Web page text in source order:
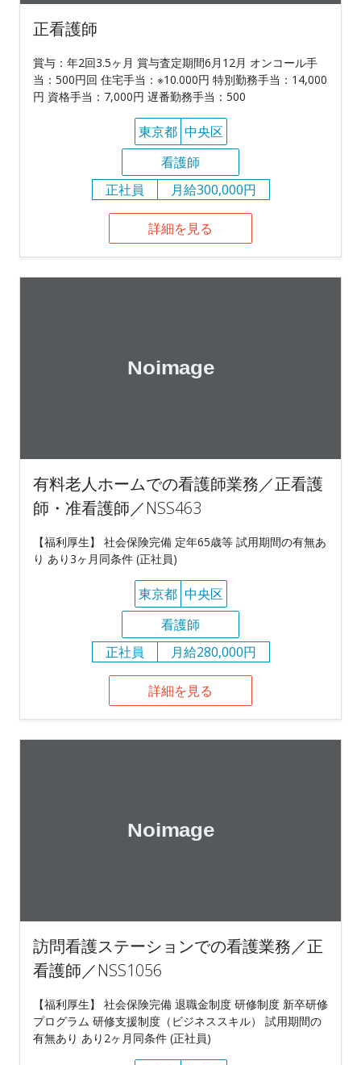
正看護師
賞与：年2回3.5ヶ月 賞与査定期間6月12月 オンコール手
当：500円回 住宅手当：※10.000円 特別勤務手当：14,000
円 資格手当：7,000円 遅番勤務手当：500
東京都 中央区
看護師
正社員
月給300,000円
詳細を見る
有料老人ホームでの看護師業務／正看護
師・准看護師／NSS463
【福利厚生】 社会保険完備 定年65歳等 試用期間の有無あ
り あり3ヶ月同条件 (正社員)
東京都 中央区
看護師
正社員
月給280,000円
詳細を見る
訪問看護ステーションでの看護業務／正
看護師／NSS1056
【福利厚生】 社会保険完備 退職金制度 研修制度 新卒研修
プログラム 研修支援制度（ビジネススキル） 試用期間の
有無あり あり2ヶ月同条件 (正社員)